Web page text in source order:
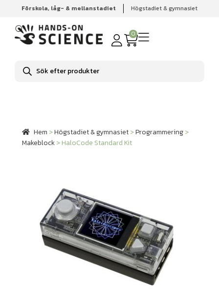
Förskola, låg- & mellanstadiet Högstadiet & gymnasiet
0
Produktsökning
Hem Högstadiet & gymnasiet
Programmering
Makeblock
HaloCode Standard Kit
Hem >Högstadiet & gymnasiet>Programmering>
Makeblock>HaloCode Standard Kit